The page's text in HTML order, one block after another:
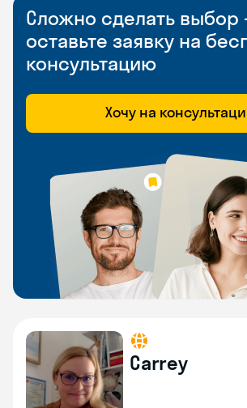
Сложно сделать
оставьте заявку на
консультацию
Хочу на
Carrey